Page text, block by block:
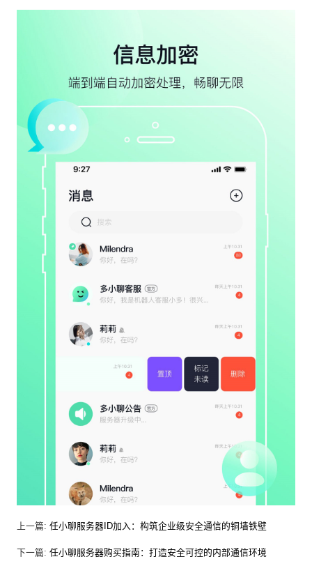
上一篇: 任小聊服务器ID加入：构筑企业级安全通信的铜墙铁壁
下一篇: 任小聊服务器购买指南：打造安全可控的内部通信环境